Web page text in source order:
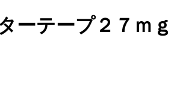
ーテープ２７ｍｇ